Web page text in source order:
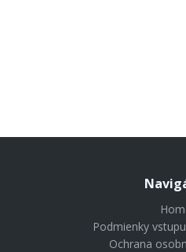
Podmienky
Ochrana